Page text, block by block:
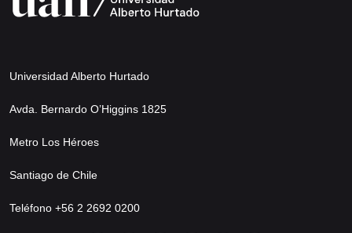
Universidad Alberto Hurtado
Avda. Bernardo O’Higgins 1825
Metro Los Héroes
Santiago de Chile
Teléfono +56 2 2692 0200